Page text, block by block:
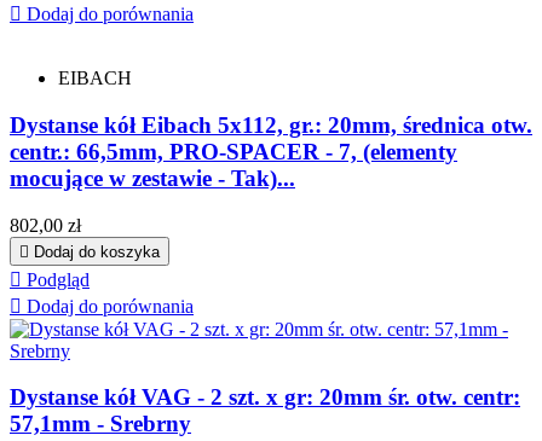
 Dodaj do porównania
EIBACH
Dystanse kół Eibach 5x112, gr.: 20mm, średnica otw.
centr.: 66,5mm, PRO-SPACER - 7, (elementy
mocujące w zestawie - Tak)...
Cena
802,00 zł
 Dodaj do koszyka
 Podgląd
 Dodaj do porównania
Dystanse kół VAG - 2 szt. x gr: 20mm śr. otw. centr:
57,1mm - Srebrny